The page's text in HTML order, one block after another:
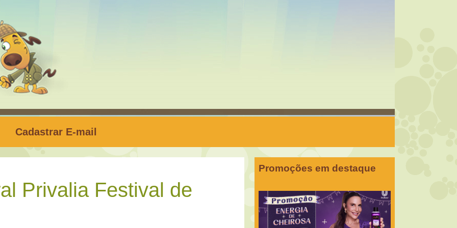
Cadastrar E-mail
Privalia Festival de
Promoções em destaque